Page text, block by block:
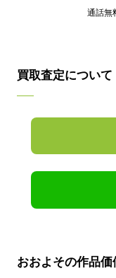
通話無
買取査定について
おおよその作品価